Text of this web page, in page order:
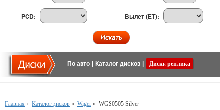
PCD: Вылет (ET):
По авто Каталог дисков Диски реплика
Главная » Каталог дисков » Wiger » WGS0505 Silver